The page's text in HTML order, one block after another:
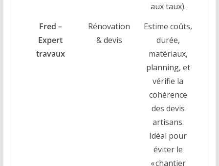
aux taux).
Fred –
Expert
travaux
Rénovation
& devis
Estime coûts,
durée,
matériaux,
planning, et
vérifie la
cohérence
des devis
artisans.
Idéal pour
éviter le
« chantier